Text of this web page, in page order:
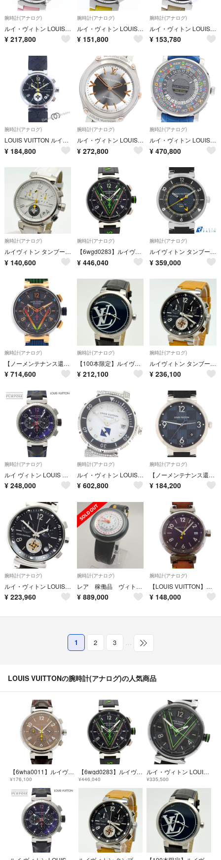
腕時計(アナログ)
ルイ・ヴィトン LOUIS VUITTON Q1122 タンブール クロノグラフ 自動巻き メンズ 良品 箱・保証書付き_966726
¥ 217,800
腕時計(アナログ)
ルイ・ヴィトン LOUIS VUITTON Q111E タンブール デイト クォーツ メンズ 箱・保証書付き_972139
¥ 151,800
腕時計(アナログ)
ルイ・ヴィトン LOUIS VUITTON Q1132 タンブール デイト GMT 自動巻き メンズ 箱・保証書付き_970575
¥ 153,780
腕時計(アナログ)
LOUIS VUITTON ルイ・ヴィトン タンブールGM ラブリーカップ Q11BG 39mm クロノグラフ メンズ 黒文字盤 ブラック【中古】
¥ 184,800
腕時計(アナログ)
ルイ・ヴィトン LOUIS VUITTON Q6G24 フィフティファイブ 自動巻き ボーイズ 保証書付き_968150
¥ 272,800
腕時計(アナログ)
ルイ・ヴィトン LOUIS VUITTON Q5D20 エスカル タイムゾーン ワールドタイム 自動巻き メンズ 箱・保証書付き_969360
¥ 470,800
腕時計(アナログ)
ルイヴィトン タンブール ラブリーカップ Q11BA クロノグラフ シェル 新品ベルト 新品電池 メンズ 腕時計 519
¥ 140,600
腕時計(アナログ)
【6wgd0283】ルイヴィトン タンブール ダミエ グラフィット レース QA130 黒文字盤【中古】腕時計 メンズ
¥ 446,040
腕時計(アナログ)
ルイヴィトン タンブール ムーンGMT Q8D30Z メンズ 中古 腕時計
¥ 359,000
腕時計(アナログ)
【ノーメンテナンス還元価格】ルイヴィトン タンブールクロノダミエコバルトVレインボー PVDxPG LIMITED QA129 SSxPG 自動巻
¥ 714,600
腕時計(アナログ)
【100本限定】ルイヴィトン タンブール QA001 希少 新品ベルト 新品電池 メンズ 腕時計 545
¥ 212,100
腕時計(アナログ)
ルイヴィトン タンブール Q8D11 ムーンスター クロノグラフ 新品電池 メンズ 腕時計 743
¥ 236,100
腕時計(アナログ)
ルイ ヴィトン LOUIS VUITTON タンブール クロノグラフ Q102V メンズ 腕時計 デイト ネイビー オートマ 自動巻き Tambour 90336305
¥ 248,000
腕時計(アナログ)
ルイ・ヴィトン LOUIS VUITTON Q113C タンブール ダイビング ダイヤモンド デイト 11P 自動巻き メンズ 内箱付き_967660
¥ 602,800
腕時計(アナログ)
【ノーメンテナンス還元価格】ルイヴィトン タンブールスリムダミエ QA026 SS クォーツ
¥ 184,200
腕時計(アナログ)
ルイ・ヴィトン LOUIS VUITTON Q8D11 タンブール ムーンスターGM クロノグラフ クォーツ メンズ 箱付き_969111
¥ 223,960
腕時計(アナログ)
レア 稼働品 ヴィトン モントレLV2 デイト メンズ レディース ヴィンテージ Monterey ユニセックス
¥ 889,000
腕時計(アナログ)
【LOUIS VUITTON】ルイ・ヴィトン タンブール 二重巻き Q1311 ステンレススチール×モノグラムキャンバス クオーツ アナログ表示 ボーイズ ブラウン文字盤 腕時計
¥ 148,000
1 2 3 …
LOUIS VUITTONの腕時計(アナログ)の人気商品
【6wha0011】ルイヴィトン タンブール クロノグラフ Q1122 ブラウン文字盤【中古】腕時計 メンズ
¥176,100
【6wgd0283】ルイヴィトン タンブール ダミエ グラフィット レース QA130 黒文字盤【中古】腕時計 メンズ
¥446,040
ルイ・ヴィトン LOUIS VUITTON QA131 タンブール 自動巻き メンズ 箱・保証書付き_972316
¥335,500